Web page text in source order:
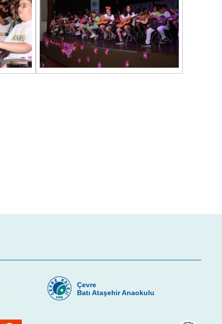
Çevre
Batı Ataşehir Anaokulu